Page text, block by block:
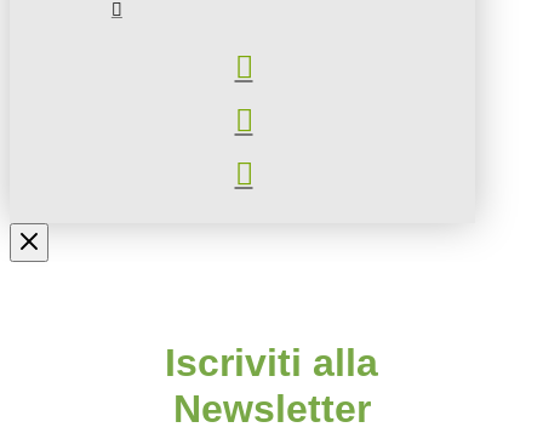
Iscriviti alla
Newsletter